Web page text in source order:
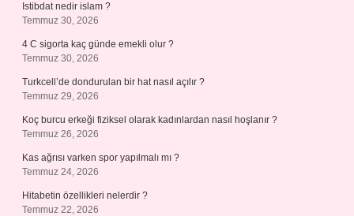
Istibdat nedir islam ?
Temmuz 30, 2026
4 C sigorta kaç günde emekli olur ?
Temmuz 30, 2026
Turkcell’de dondurulan bir hat nasıl açılır ?
Temmuz 29, 2026
Koç burcu erkeği fiziksel olarak kadınlardan nasıl hoşlanır ?
Temmuz 26, 2026
Kas ağrısı varken spor yapılmalı mı ?
Temmuz 24, 2026
Hitabetin özellikleri nelerdir ?
Temmuz 22, 2026